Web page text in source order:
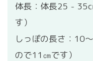
体長：体長25 -
す）
しっぽの長さ：10
ので11㎝です）